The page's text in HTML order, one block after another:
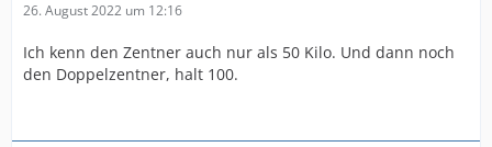
26. August 2022 um 12:16
Ich kenn den Zentner auch nur als 50 Kilo. Und dann noch
den Doppelzentner, halt 100.